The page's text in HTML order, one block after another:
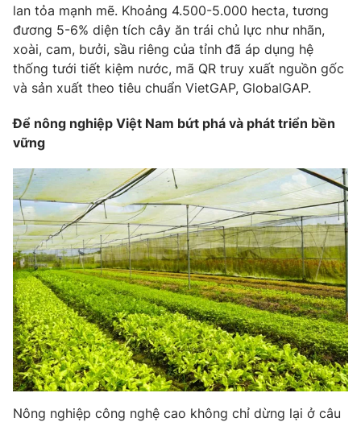
lan tỏa mạnh mẽ. Khoảng 4.500-5.000 hecta, tương
đương 5-6% diện tích cây ăn trái chủ lực như nhãn,
xoài, cam, bưởi, sầu riêng của tỉnh đã áp dụng hệ
thống tưới tiết kiệm nước, mã QR truy xuất nguồn gốc
và sản xuất theo tiêu chuẩn VietGAP, GlobalGAP.
Để nông nghiệp Việt Nam bứt phá và phát triển bền
vững
Nông nghiệp công nghệ cao không chỉ dừng lại ở câu